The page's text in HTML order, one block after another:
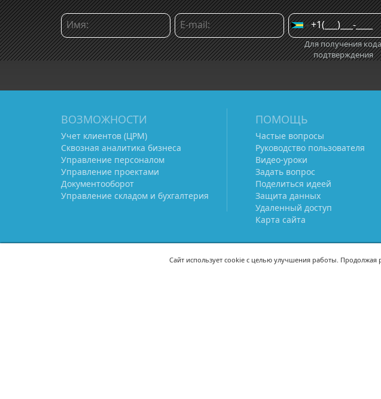
Для получения кода
подтверждения
ВОЗМОЖНОСТИ
Учет клиентов (ЦРМ)
Сквозная аналитика бизнеса
Управление персоналом
Управление проектами
Документооборот
Управление складом и бухгалтерия
ПОМОЩЬ
Частые вопросы
Руководство пользователя
Видео-уроки
Задать вопрос
Поделиться идеей
Защита данных
Удаленный доступ
Карта сайта
Сайт использует cookie с целью улучшения работы. Продолжая